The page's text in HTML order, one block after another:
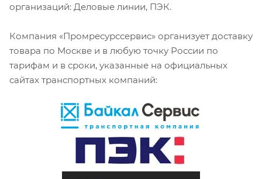
организаций: Деловые линии, ПЭК.
Компания «Промресурссервис» организует доставку
товара по Москве и в любую точку России по
тарифам и в сроки, указанные на официальных
сайтах транспортных компаний: